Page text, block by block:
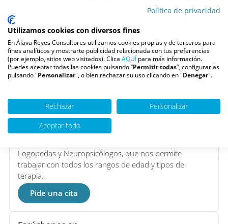
reírse aunque no les apetezca. La risa es tan poderosa
que es una de las mejores medicinas para nuestro
organismo. La tristeza como la melancolía pueden ser
contagiosas. El mejor antídoto es la ilusión. Hay que
buscar una ilusión que te anime, estimule y alegre tu
corazón.
Situado enMadrid, somos uno de los Centros de
Psicología más grandes de España formado por un
Logopedas y Neuropsicólogos, que nos permite
trabajar con todos los rangos de edad y tipos de
terapia.
Pide una cita
Política de privacidad
Utilizamos cookies con diversos fines
En Álava Reyes Consultores utilizamos cookies propias y de terceros para
fines analíticos y mostrarte publicidad relacionada con tus preferencias
(por ejemplo, sitios web visitados). Clica AQUÍ para más información.
Puedes aceptar todas las cookies pulsando ‘’Permitir todas”, configurarlas
pulsando "Personalizar", o bien rechazar su uso clicando en "Denegar".
Rechazar
Personalizar
Aceptar todo